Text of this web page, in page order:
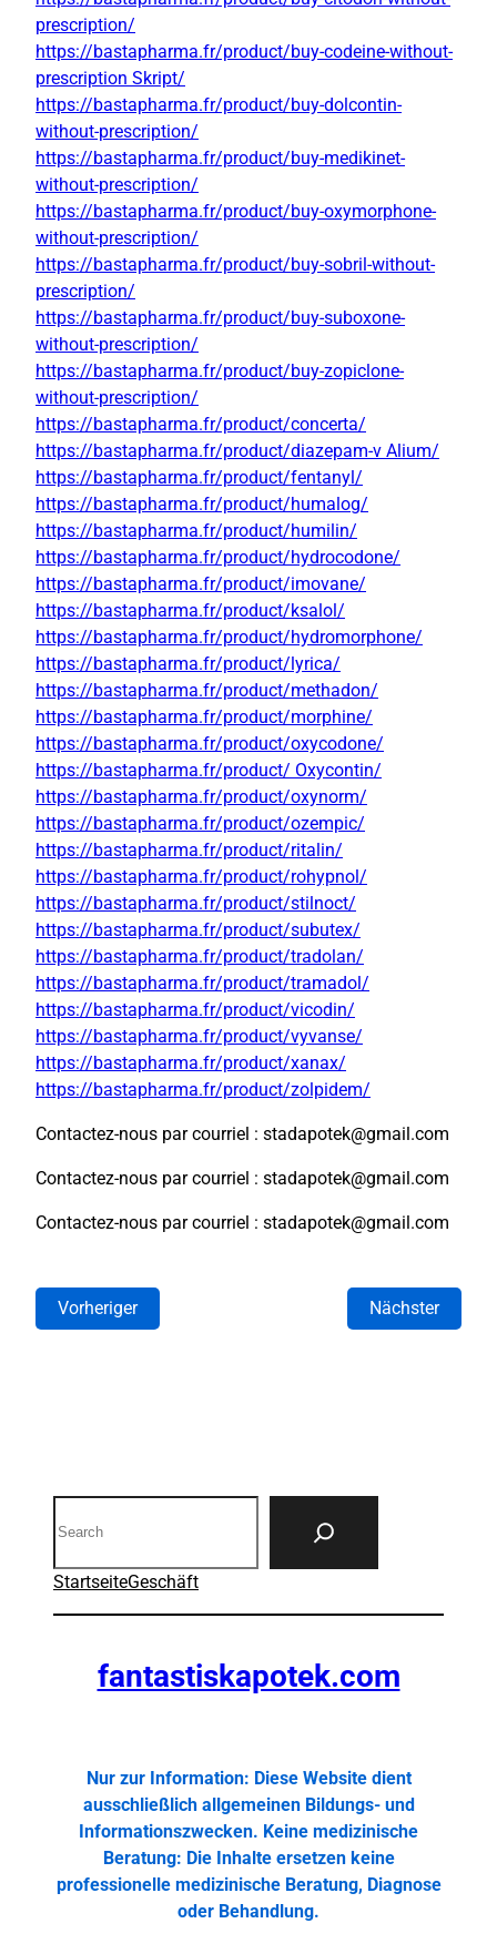
prescription/
https://bastapharma.fr/product/buy-codeine-without-
prescription Skript/
https://bastapharma.fr/product/buy-dolcontin-
without-prescription/
https://bastapharma.fr/product/buy-medikinet-
without-prescription/
https://bastapharma.fr/product/buy-oxymorphone-
without-prescription/
https://bastapharma.fr/product/buy-sobril-without-
prescription/
https://bastapharma.fr/product/buy-suboxone-
without-prescription/
https://bastapharma.fr/product/buy-zopiclone-
without-prescription/
https://bastapharma.fr/product/concerta/
https://bastapharma.fr/product/diazepam-v Alium/
https://bastapharma.fr/product/fentanyl/
https://bastapharma.fr/product/humalog/
https://bastapharma.fr/product/humilin/
https://bastapharma.fr/product/hydrocodone/
https://bastapharma.fr/product/imovane/
https://bastapharma.fr/product/ksalol/
https://bastapharma.fr/product/hydromorphone/
https://bastapharma.fr/product/lyrica/
https://bastapharma.fr/product/methadon/
https://bastapharma.fr/product/morphine/
https://bastapharma.fr/product/oxycodone/
https://bastapharma.fr/product/ Oxycontin/
https://bastapharma.fr/product/oxynorm/
https://bastapharma.fr/product/ozempic/
https://bastapharma.fr/product/ritalin/
https://bastapharma.fr/product/rohypnol/
https://bastapharma.fr/product/stilnoct/
https://bastapharma.fr/product/subutex/
https://bastapharma.fr/product/tradolan/
https://bastapharma.fr/product/tramadol/
https://bastapharma.fr/product/vicodin/
https://bastapharma.fr/product/vyvanse/
https://bastapharma.fr/product/xanax/
https://bastapharma.fr/product/zolpidem/
Contactez-nous par courriel : stadapotek@gmail.com
Contactez-nous par courriel : stadapotek@gmail.com
Contactez-nous par courriel : stadapotek@gmail.com
Vorheriger Nächster
StartseiteGeschäft
fantastiskapotek.com
Nur zur Information: Diese Website dient
ausschließlich allgemeinen Bildungs- und
Informationszwecken. Keine medizinische
Beratung: Die Inhalte ersetzen keine
professionelle medizinische Beratung, Diagnose
oder Behandlung.